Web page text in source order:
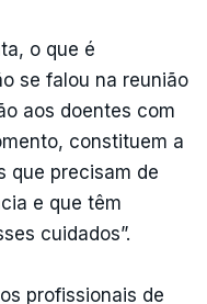
o que é
se falou na reunião
aos doentes com
constituem a
que precisam de
e que têm
cuidados”.
profissionais de